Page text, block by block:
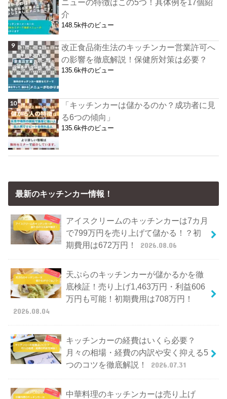
ニューの特徴はこの5つ！具体例を17個紹
介
148.5k件のビュー
改正食品衛生法のキッチンカー営業許可へ
の影響を徹底解説！保健所対策は必要？
135.6k件のビュー
「キッチンカーは儲かるのか？成功者に見
る6つの傾向」
135.6k件のビュー
最新のキッチンカー情報！
アイスクリームのキッチンカーは7カ月
で799万円を売り上げて儲かる！？初
期費用は672万円！
2026.08.06
天ぷらのキッチンカーが儲かるかを徹
底検証！売り上げ1,463万円・利益606
万円も可能！初期費用は708万円！
2026.08.04
キッチンカーの経費はいくら必要？
月々の相場・経費の内訳や安く抑える5
つのコツを徹底解説！
2026.07.31
中華料理のキッチンカーは売り上げ